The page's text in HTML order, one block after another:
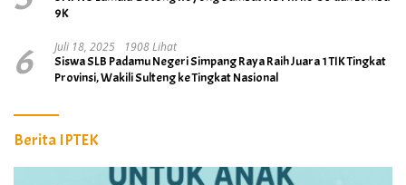
9K
6 Juli 18, 2025
1908 Lihat
Siswa SLB Padamu Negeri Simpang Raya Raih Juara 1 TIK Tingkat
Provinsi, Wakili Sulteng ke Tingkat Nasional
Berita IPTEK